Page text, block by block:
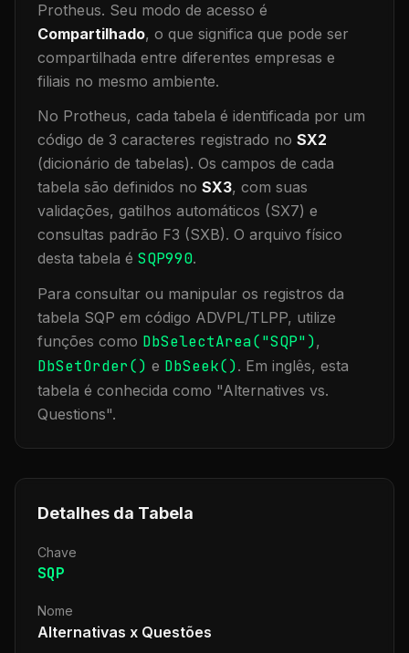
Protheus. Seu modo de acesso é
Compartilhado, o que significa que pode ser
compartilhada entre diferentes empresas e
filiais no mesmo ambiente.
No Protheus, cada tabela é identificada por um
código de 3 caracteres registrado no SX2
(dicionário de tabelas). Os campos de cada
tabela são definidos no SX3, com suas
validações, gatilhos automáticos (SX7) e
consultas padrão F3 (SXB). O arquivo físico
desta tabela é SQP990.
Para consultar ou manipular os registros da
tabela SQP em código ADVPL/TLPP, utilize
funções como DbSelectArea("SQP"),
DbSetOrder() e DbSeek(). Em inglês, esta
tabela é conhecida como "Alternatives vs.
Questions".
Detalhes da Tabela
Chave
SQP
Nome
Alternativas x Questões